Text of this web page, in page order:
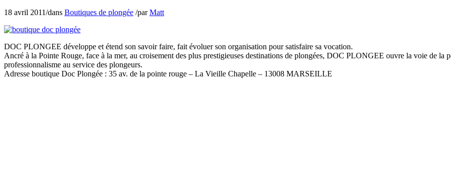
18 avril 2011/dans Boutiques de plongée /parMatt
DOC PLONGEE développe et étend son savoir faire, fait évoluer son organisation pour satisfaire sa vocation.
Ancré à la Pointe Rouge, face à la mer, au croisement des plus prestigieuses destinations de plongées, DOC PLONGEE ouvre la voie de la
professionnalisme au service des plongeurs.
Adresse boutique Doc Plongée : 35 av. de la pointe rouge – La Vieille Chapelle – 13008 MARSEILLE